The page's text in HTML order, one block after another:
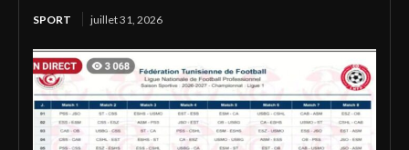
SPORT juillet 31, 2026